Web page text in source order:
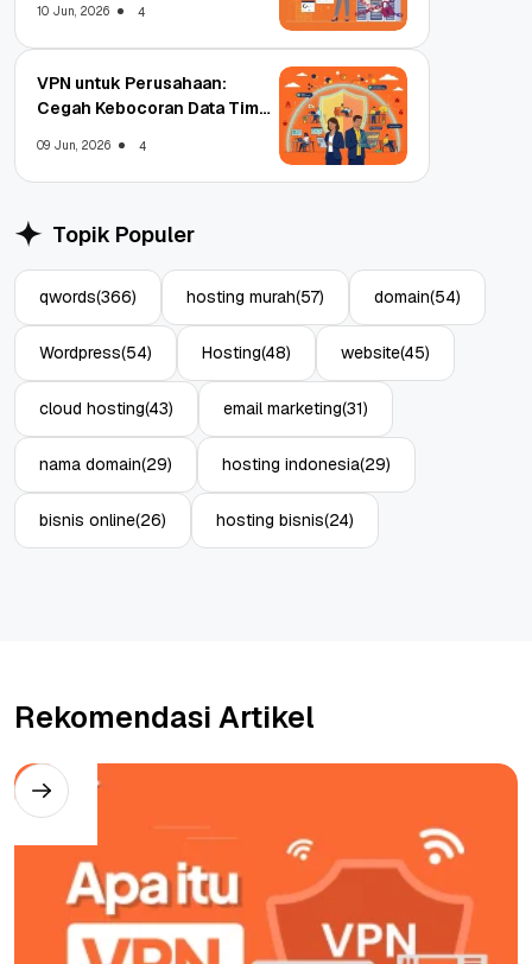
10 Jun, 2026 4
VPN untuk Perusahaan:
Cegah Kebocoran Data Tim
09 Jun, 2026 4
Topik Populer
qwords(366) hosting murah(57) domain(54)
Wordpress(54) Hosting(48) website(45)
cloud hosting(43) email marketing(31)
nama domain(29) hosting indonesia(29)
bisnis online(26) hosting bisnis(24)
Rekomendasi Artikel